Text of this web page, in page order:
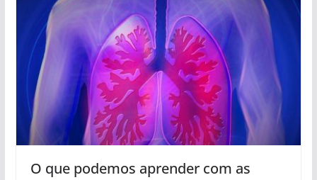
O que podemos aprender com as